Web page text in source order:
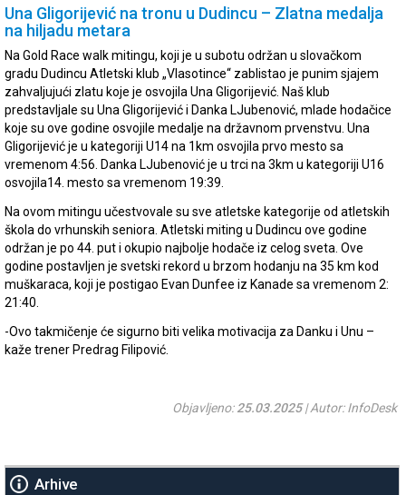
Una Gligorijević na tronu u Dudincu – Zlatna medalja
na hiljadu metara
Na Gold Race walk mitingu, koji je u subotu održan u slovačkom
gradu Dudincu Atletski klub „Vlasotince“ zablistao je punim sjajem
zahvaljujući zlatu koje je osvojila Una Gligorijević. Naš klub
predstavljale su Una Gligorijević i Danka LJubenović, mlade hodačice
koje su ove godine osvojile medalje na državnom prvenstvu. Una
Gligorijević je u kategoriji U14 na 1km osvojila prvo mesto sa
vremenom 4:56. Danka LJubenović je u trci na 3km u kategoriji U16
osvojila14. mesto sa vremenom 19:39.
Na ovom mitingu učestvovale su sve atletske kategorije od atletskih
škola do vrhunskih seniora. Atletski miting u Dudincu ove godine
održan je po 44. put i okupio najbolje hodače iz celog sveta. Ove
godine postavljen je svetski rekord u brzom hodanju na 35 km kod
muškaraca, koji je postigao Evan Dunfee iz Kanade sa vremenom 2:
21:40.
-Ovo takmičenje će sigurno biti velika motivacija za Danku i Unu –
kaže trener Predrag Filipović.
Objavljeno:25.03.2025| Autor: InfoDesk
Arhive